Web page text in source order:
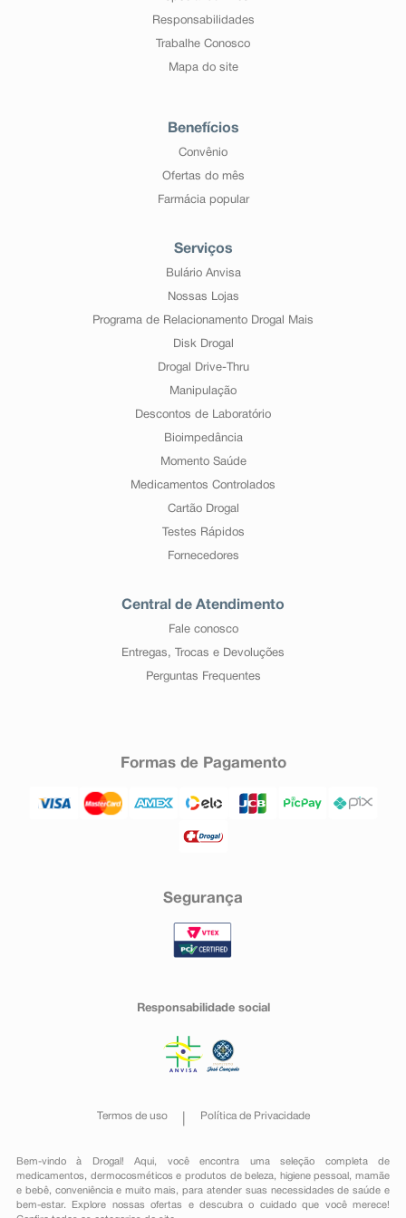
Informe ao seu médico, cirurgião-dentista ou
farmacêutico o aparecimento de reações indesejáveis
pelo uso do medicamento. Informe também à empresa
através do seu serviço de atendimento.
Responsabilidades
Trabalhe Conosco
Mapa do site
Benefícios
Convênio
Ofertas do mês
Farmácia popular
Serviços
Bulário Anvisa
Nossas Lojas
Programa de Relacionamento Drogal Mais
Disk Drogal
Drogal Drive-Thru
Manipulação
Descontos de Laboratório
Bioimpedância
Momento Saúde
Medicamentos Controlados
Cartão Drogal
Testes Rápidos
Fornecedores
Central de Atendimento
Fale conosco
Entregas, Trocas e Devoluções
Perguntas Frequentes
Formas de Pagamento
Segurança
Responsabilidade social
Termos de uso Política de Privacidade
Bem-vindo à Drogal! Aqui, você encontra uma seleção completa de
medicamentos , dermocosméticos e produtos de beleza, higiene pessoal ,mamãe
e bebê, conveniênciae muito mais, para atender suas necessidades de saúde e
bem-estar. Explore nossas ofertas e descubra o cuidado que você merece!